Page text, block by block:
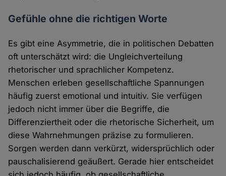
Gefühle ohne die richtigen Worte
Es gibt eine Asymmetrie, die in politischen Debatten
oft unterschätzt wird: die Ungleichverteilung
rhetorischer und sprachlicher Kompetenz.
Menschen erleben gesellschaftliche Spannungen
häufig zuerst emotional und intuitiv. Sie verfügen
jedoch nicht immer über die Begriffe, die
Differenziertheit oder die rhetorische Sicherheit, um
diese Wahrnehmungen präzise zu formulieren.
Sorgen werden dann verkürzt, widersprüchlich oder
pauschalisierend geäußert. Gerade hier entscheidet